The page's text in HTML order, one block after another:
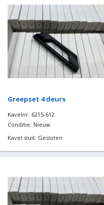
Greepset 4 deurs
Kavelnr: 6215-612
Conditie: Nieuw
Kavel sluit: Gesloten